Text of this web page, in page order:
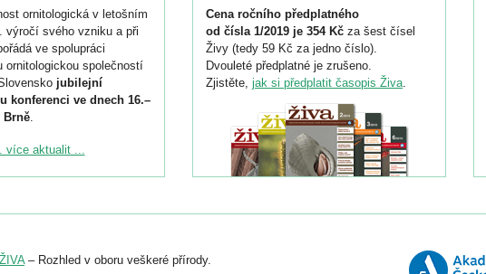
ornitologická v letošním
výročí svého vzniku a při
ve spolupráci
ornitologickou společností
jubilejní
konferenci ve dnech 16.–
Brně.
ke konferenci
můžete do 6. září.
přednášky nebo
více aktualit ...
Cena ročního předplatného
od čísla 1/2019 je 354 Kč za šest čísel
Živy (tedy 59 Kč za jedno číslo).
Dvouleté předplatné je zrušeno.
Zjistěte, jak si předplatit časopis Živa.
– Rozhled v oboru veškeré přírody.